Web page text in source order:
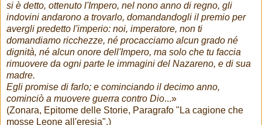
si è detto, ottenuto l'Impero, nel nono anno di regno, gli
indovini andarono a trovarlo, domandandogli il premio per
avergli predetto l'imperio: noi, imperatore, non ti
domandiamo ricchezze, né procacciamo alcun grado né
dignità, né alcun onore dell'Impero, ma solo che tu faccia
rimuovere da ogni parte le immagini del Nazareno, e di sua
madre.
Egli promise di farlo; e cominciando il decimo anno,
cominciò a muovere guerra contro Dio...»
(Zonara, Epitome delle Storie, Paragrafo "La cagione che
mosse Leone all'eresia".)